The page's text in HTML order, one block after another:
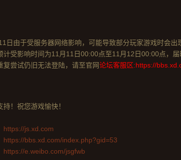
日由于受服务器网络影响，可能导致部分玩家游戏时会出
计受影响时间为11月11日00:00点至11月12日00:00点，
复尝试仍旧无法登陆，请至官网论坛客服区:https://
！祝您游戏愉快！
https://js.xd.com
https://bbs.xd.com/index.php?gid=53
https://e.weibo.com/jsgfwb